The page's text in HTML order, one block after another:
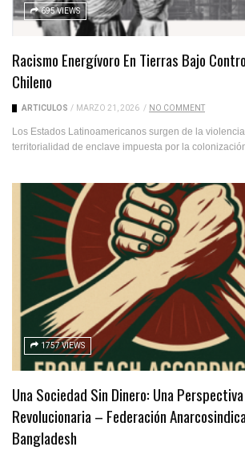
695 VIEWS
Racismo Energívoro En Tierras Bajo
Chileno
ARTICULOS / MARZO 21, 2026 / NO COMMENT
Los Estados Latinoamericanos surgen de la
territorialidad de enclave impuesta por la
1757 VIEWS
Una Sociedad Sin Dinero: Una
Revolucionaria – Federación
Bangladesh